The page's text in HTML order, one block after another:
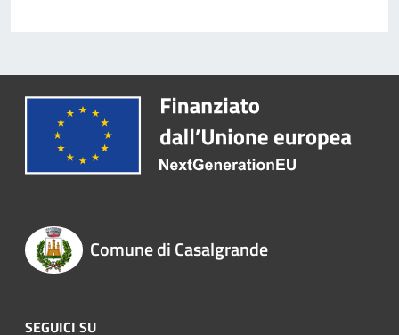
Comune di Casalgrande
SEGUICI SU